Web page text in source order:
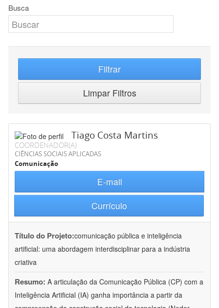
Busca
Filtrar
Limpar Filtros
Tiago Costa Martins
COORDENADOR(A)
CIÊNCIAS SOCIAIS APLICADAS
Comunicação
E-mail
Currículo
Título do Projeto:comunicação pública e inteligência
artificial: uma abordagem interdisciplinar para a indústria
criativa
Resumo: A articulação da Comunicação Pública (CP) com a
Inteligência Artificial (IA) ganha importância a partir da